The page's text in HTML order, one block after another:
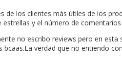
de los clientes más útiles de los
estrellas y el número de
no escribo reviews pero en
bcaas.La verdad que no entiendo